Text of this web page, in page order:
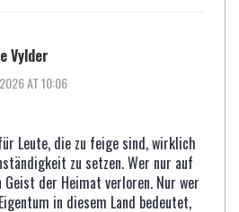
Vylder
AT 10:06
Leute, die zu feige sind, wirklich
zu setzen. Wer nur auf
der Heimat verloren. Nur wer
in diesem Land bedeutet,